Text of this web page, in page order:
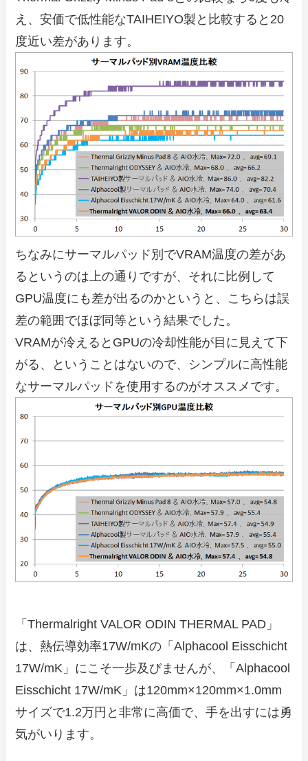
え、安価で低性能なTAIHEIYO製と比較すると20
度近い差があります。
ちなみにサーマルパッド別でVRAM温度の差があ
るというのは上の通りですが、それに比例して
GPU温度にも差が出るのかというと、こちらは誤
差の範囲でほぼ同等という結果でした。
VRAMが冷えるとGPUの冷却性能が目に見えて下
がる、ということはないので、シンプルに高性能
なサーマルパッドを使用するのがオススメです。
「Thermalright VALOR ODIN THERMAL PAD」
は、熱伝導効率17W/mKの「Alphacool Eisschicht
17W/mK」にこそ一歩及びませんが、「Alphacool
Eisschicht 17W/mK」は120mm×120mm×1.0mm
サイズで1.2万円と非常に高価で、手を出すには勇
気がいります。